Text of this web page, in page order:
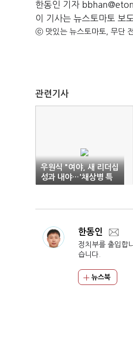
한동인 기자
이 기사는 뉴스토마토 보
ⓒ 맛있는 뉴스토마토, 무단
관련기사
우원식 "여야, 새 리더십
성과 내야…'채상병 특
검' 합의"
한동인
정치부를 출입합
습니다.
뉴스북